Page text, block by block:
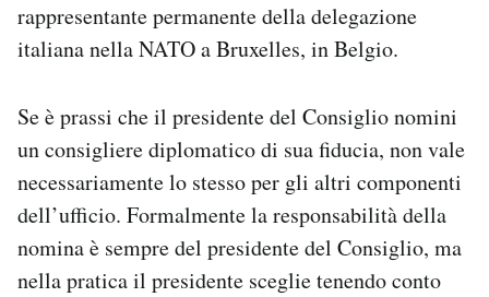
rappresentante permanente della delegazione
italiana nella NATO a Bruxelles, in Belgio.
Se è prassi che il presidente del Consiglio nomini
un consigliere diplomatico di sua fiducia, non vale
necessariamente lo stesso per gli altri componenti
dell’ufficio. Formalmente la responsabilità della
nomina è sempre del presidente del Consiglio, ma
nella pratica il presidente sceglie tenendo conto